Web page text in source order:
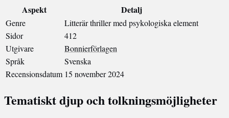
Aspekt Detalj
Genre
Litterär thriller med psykologiska element
Sidor
412
Utgivare
Bonnierförlagen
Språk
Svenska
Recensionsdatum 15 november 2024
Tematiskt djup och tolkningsmöjligheter